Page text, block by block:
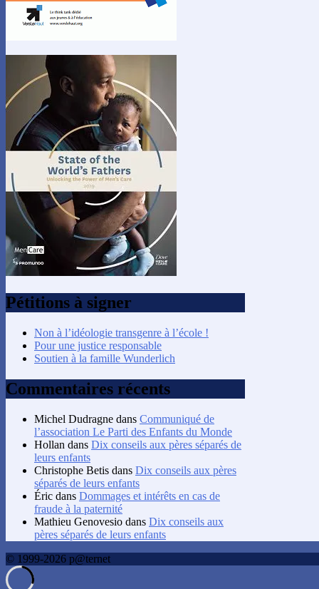
Pétitions à signer
Non à l’idéologie transgenre à l’école !
Pour une justice responsable
Soutien à la famille Wunderlich
Commentaires récents
Michel Dudragne dans Communiqué de
l’association Le Parti des Enfants du Monde
Hollan dans Dix conseils aux pères séparés de
leurs enfants
Christophe Betis dans Dix conseils aux pères
séparés de leurs enfants
Éric dans Dommages et intérêts en cas de
fraude à la paternité
Mathieu Genovesio dans Dix conseils aux
pères séparés de leurs enfants
© 1999-2026 p@ternet